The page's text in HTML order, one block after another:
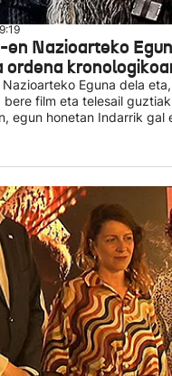
en Nazioarteko
ordena
Nazioarteko Eguna dela
film eta telesail
egun honetan Indarrik gal